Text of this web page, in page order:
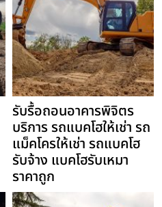
รับรื้อถอนอาคารพิจิตร
บริการ รถแบคโฮให้เช่า รถ
แม็คโครให้เช่า รถแบคโฮ
รับจ้าง แบคโฮรับเหมา
ราคาถูก